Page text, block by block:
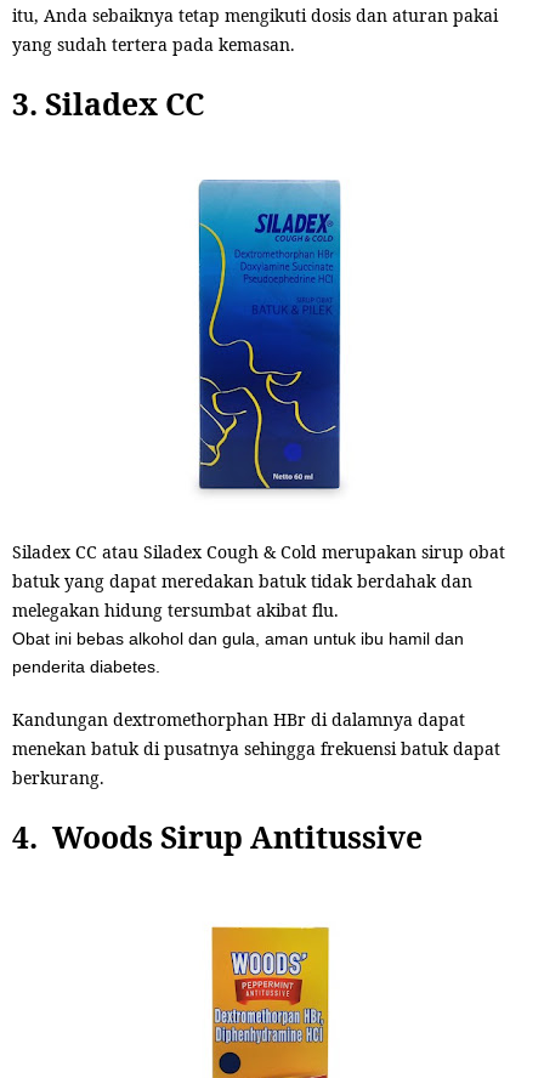
itu, Anda sebaiknya tetap mengikuti dosis dan aturan pakai
yang sudah tertera pada kemasan.
3. Siladex CC
Siladex CC atau Siladex Cough & Cold merupakan sirup obat
batuk yang dapat meredakan batuk tidak berdahak dan
melegakan hidung tersumbat akibat flu.
Obat ini bebas alkohol dan gula, aman untuk ibu hamil dan
penderita diabetes.
Kandungan dextromethorphan HBr di dalamnya dapat
menekan batuk di pusatnya sehingga frekuensi batuk dapat
berkurang.
4. Woods Sirup Antitussive